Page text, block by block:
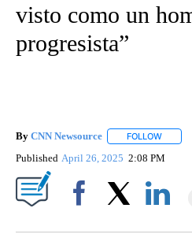
visto como un
progresista”
By CNN Newsource FOLLOW
Published April 26, 2025 2:08 PM